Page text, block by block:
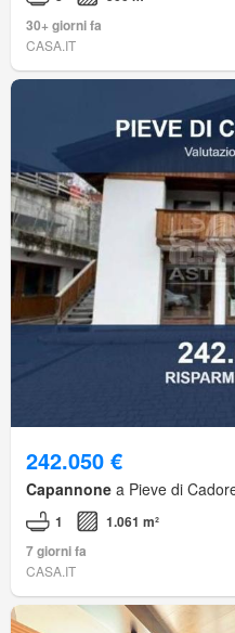
30+ giorni fa
CASA.IT
242.050 €
Capannone a Pieve di
1
1.061 m²
7 giorni fa
CASA.IT